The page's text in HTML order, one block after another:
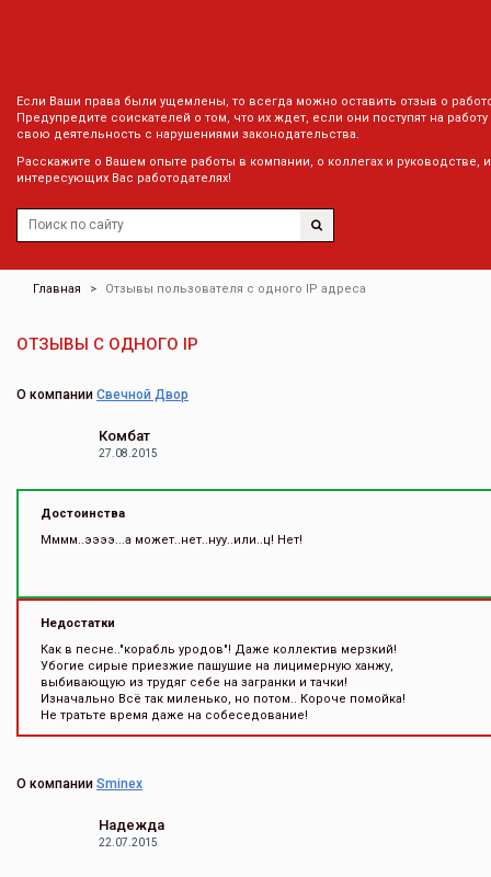
Если Ваши права были ущемлены, то всегда можно оставить отзыв о
Предупредите соискателей о том, что их ждет, если они поступят на
свою деятельность с нарушениями законодательства.
Расскажите о Вашем опыте работы в компании, о коллегах и руководстве,
интересующих Вас работодателях!
Главная Отзывы пользователя с одного IP адреса
ОТЗЫВЫ С ОДНОГО IP
О компании Свечной Двор
Комбат
27.08.2015
Достоинства
Мммм..ээээ...а может..нет..нуу..или..ц! Нет!
Недостатки
Как в песне.."корабль уродов"! Даже коллектив мерзкий!
Убогие сирые приезжие пашушие на лицимерную ханжу,
выбивающую из трудяг себе на загранки и тачки!
Изначально Всё так миленько, но потом.. Короче помойка!
Не тратьте время даже на собеседование!
О компании Sminex
Надежда
22.07.2015